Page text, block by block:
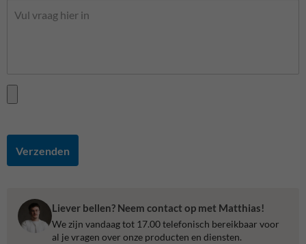
Verzenden
Liever bellen? Neem contact op met Matthias!
We zijn vandaag tot 17.00 telefonisch bereikbaar voor
al je vragen over onze producten en diensten.